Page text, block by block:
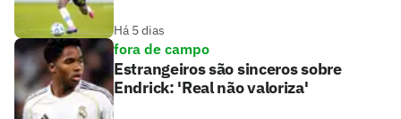
Há 5 dias
fora de campo
Estrangeiros são sinceros sobre
Endrick: 'Real não valoriza'